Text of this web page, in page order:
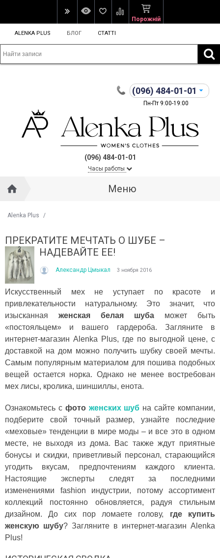
Порожній
ALENKA PLUS БЛОГ СТАТТІ
(096) 484-01-01
Пн-Пт 9:00-19:00
(096) 484-01-01
Часы работы
Меню
Alenka Plus /
ЯКЕ ПОСТІЙНО ДИВУЄ: ЯК ОДЯГАТИСЯ,
ЗРАНКУ СПЕКА, А ВВЕЧЕРІ ВЖЕ ХОЧЕТЬСЯ
літа погода ніби вирішила перевірити всіх на
до сюрпризів. Зранку світить сонце і
після обіду приходить сильний...
далі →
КУПАЛЬНИК ІЗ НАКИДКОЮ
СПІДНИЦЕЮ: ЩО ОБРАТИ
Літо — це час, коли
впевнено та комфортно.
жінок звертають увагу не
ПРЕКРАТИТЕ МЕЧТАТЬ О ШУБЕ –
НАДЕВАЙТЕ ЕЕ!
Александр Цмыкал 3 ноября 2016
Искусственный мех не уступает по красоте и
привлекательности натуральному. Это значит, что
изысканная
женская белая шуба
может быть
«постояльцем» и вашего гардероба. Загляните в
интернет-магазин Alenka Plus, где по выгодной цене, с
доставкой на дом можно получить шубку своей мечты.
Самым популярным материалом для пошива подобных
вещей остается норка. Однако не менее востребован
мех лисы, кролика, шиншиллы, енота.
Ознакомьтесь с фото женских шуб на сайте компании,
подберите свой точный размер, узнайте последние
«меховые» тенденции в мире моды – и все это в одном
месте, не выходя из дома. Вас также ждут приятные
бонусы и скидки, приветливый персонал, старающийся
угодить вкусам, предпочтениям каждого клиента.
Настоящие эксперты следят за последними
изменениями fashion индустрии, потому ассортимент
коллекций постоянно обновляется, радуя стильным
дизайном. До сих пор ломаете голову, где купить
женскую шубу? Загляните в интернет-магазин Alenka
Plus!